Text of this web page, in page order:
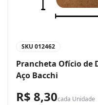
SKU 012462
Prancheta Ofício de
Aço Bacchi
R$ 8,30cada Unidade